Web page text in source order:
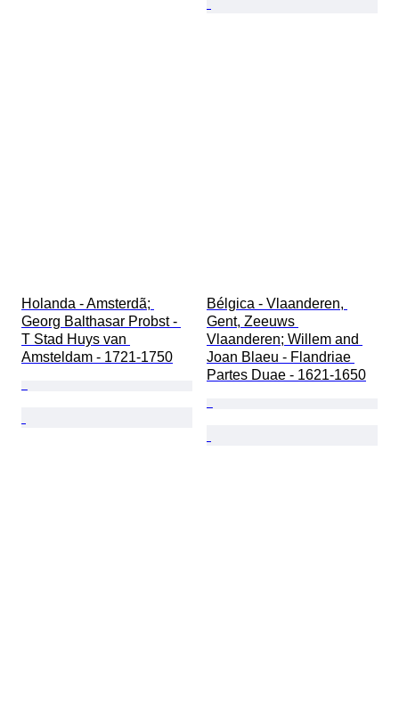
Holanda - Amsterdã;
Georg Balthasar Probst -
T Stad Huys van
Amsteldam - 1721-1750
Bélgica - Vlaanderen,
Gent, Zeeuws
Vlaanderen; Willem and
Joan Blaeu - Flandriae
Partes Duae - 1621-1650